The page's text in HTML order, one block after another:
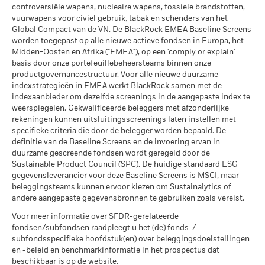
van toepassing, worden herbelegd. Het rendement van uw
belegging kan stijgen of dalen als gevolg van
valutaschommelingen als uw belegging wordt gedaan in een
andere valuta dan die gebruikt in de berekening van de
prestaties in het verleden. Bron: Blackrock
Het stressscenario laat zien wat u zou kunnen terugkrijgen in
extreme marktomstandigheden.
MSCI ESG % Dekking
per 17/jul/2026
98,03
MSCI ESG-kwaliteitsscore –
Percentiel peer
per 17/jul/2026
50,17
Fondsen in peergroup
per 17/jul/2026
MSCI Gewogen Gemiddelde
Koolstofintensiteit % Dekking
per 17/jul/2026
92,45
Alle data komen van MSCI ESG Fund Ratings per
17/jul/2026, op basis van posities per 31/mrt/2026. De
duurzaamheidskenmerken van het fonds kunnen bijgevolg
Om in MSCI ESG Fund Ratings te worden opgenomen, moet
65% (of 50% voor obligatiefondsen en geldmarktfondsen)
van de brutoweging van het fonds komen van effecten die
per 30/jun/2026
MSCI – Oliezand
per 30/jun/2026
0,00%
Betrokkenheid van
bedrijfsleven Dekking
per 30/jun/2026
99,94%
Percentage niet-gedekt
Fonds
0,06%
De blootstellingen van BlackRock inzake betrokkenheid van
het bedrijfsleven, zoals hierboven weergegeven voor
Ketelkool en Oliezand, worden berekend en gerapporteerd
genereren uit ketelkool of oliezand zoals bepaald door MSCI
ESG Research. Voor de blootstelling van bedrijven die
inkomsten genereren uit ketelkool of oliezand (met een
inkomstendrempel van 0%), zoals bepaald door MSCI ESG
controversiële wapens, nucleaire wapens, fossiele brandstoffen,
vuurwapens voor civiel gebruik, tabak en schenders van het
Global Compact van de VN. De BlackRock EMEA Baseline Screens
worden toegepast op alle nieuwe actieve fondsen in Europa, het
Midden-Oosten en Afrika ("EMEA"), op een 'comply or explain'
basis door onze portefeuillebeheersteams binnen onze
productgovernancestructuur. Voor alle nieuwe duurzame
indexstrategieën in EMEA werkt BlackRock samen met de
indexaanbieder om dezelfde screenings in de aangepaste index te
weerspiegelen. Gekwalificeerde beleggers met afzonderlijke
rekeningen kunnen uitsluitingsscreenings laten instellen met
specifieke criteria die door de belegger worden bepaald. De
definitie van de Baseline Screens en de invoering ervan in
duurzame gescreende fondsen wordt geregeld door de
Sustainable Product Council (SPC). De huidige standaard ESG-
gegevensleverancier voor deze Baseline Screens is MSCI, maar
beleggingsteams kunnen ervoor kiezen om Sustainalytics of
andere aangepaste gegevensbronnen te gebruiken zoals vereist.
Voor meer informatie over SFDR-gerelateerde
fondsen/subfondsen raadpleegt u het (de) fonds-/
subfondsspecifieke hoofdstuk(en) over beleggingsdoelstellingen
en -beleid en benchmarkinformatie in het prospectus dat
beschikbaar is op de website.